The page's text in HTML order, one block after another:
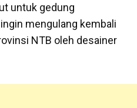
untuk gedung
mengulang kembali
NTB oleh desainer